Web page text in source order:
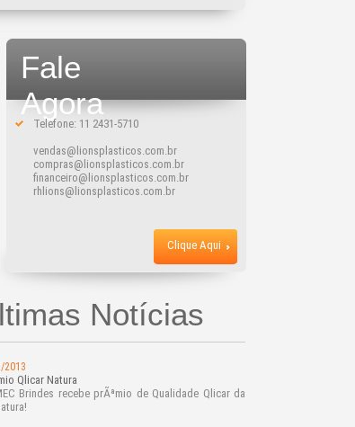
Fale
Agora
Telefone: 11 2431-5710
vendas@lionsplasticos.com.br
compras@lionsplasticos.com.br
financeiro@lionsplasticos.com.br
rhlions@lionsplasticos.com.br
Clique Aqui
Notícias
2013
Qlicar Natura
Brindes recebe prÃªmio de Qualidade Qlicar da